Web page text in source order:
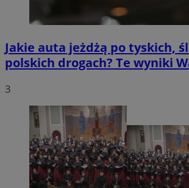
Jakie auta jeżdżą po tyskich,
polskich drogach? Te wyniki
3